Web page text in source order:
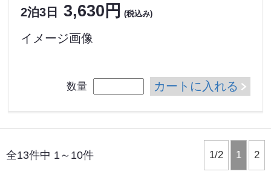
2泊3日 3,630円 (税込み)
イメージ画像
数量 カートに入れる
全13件中 1～10件 1/2 1 2